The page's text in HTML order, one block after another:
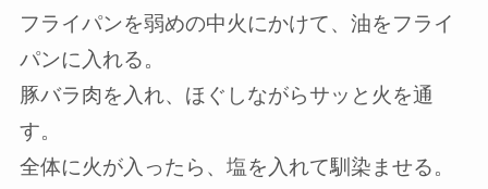
フライパンを弱めの中火にかけて、油をフライ
パンに入れる。
豚バラ肉を入れ、ほぐしながらサッと火を通
す。
全体に火が入ったら、塩を入れて馴染ませる。